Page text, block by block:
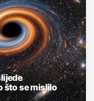
što se mislilo